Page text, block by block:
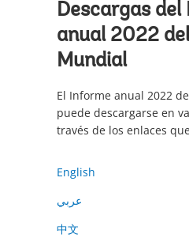
Descargas
anual 2022
Mundial
El Informe anual 2022
puede descargarse en
través de los enlaces
English
中文